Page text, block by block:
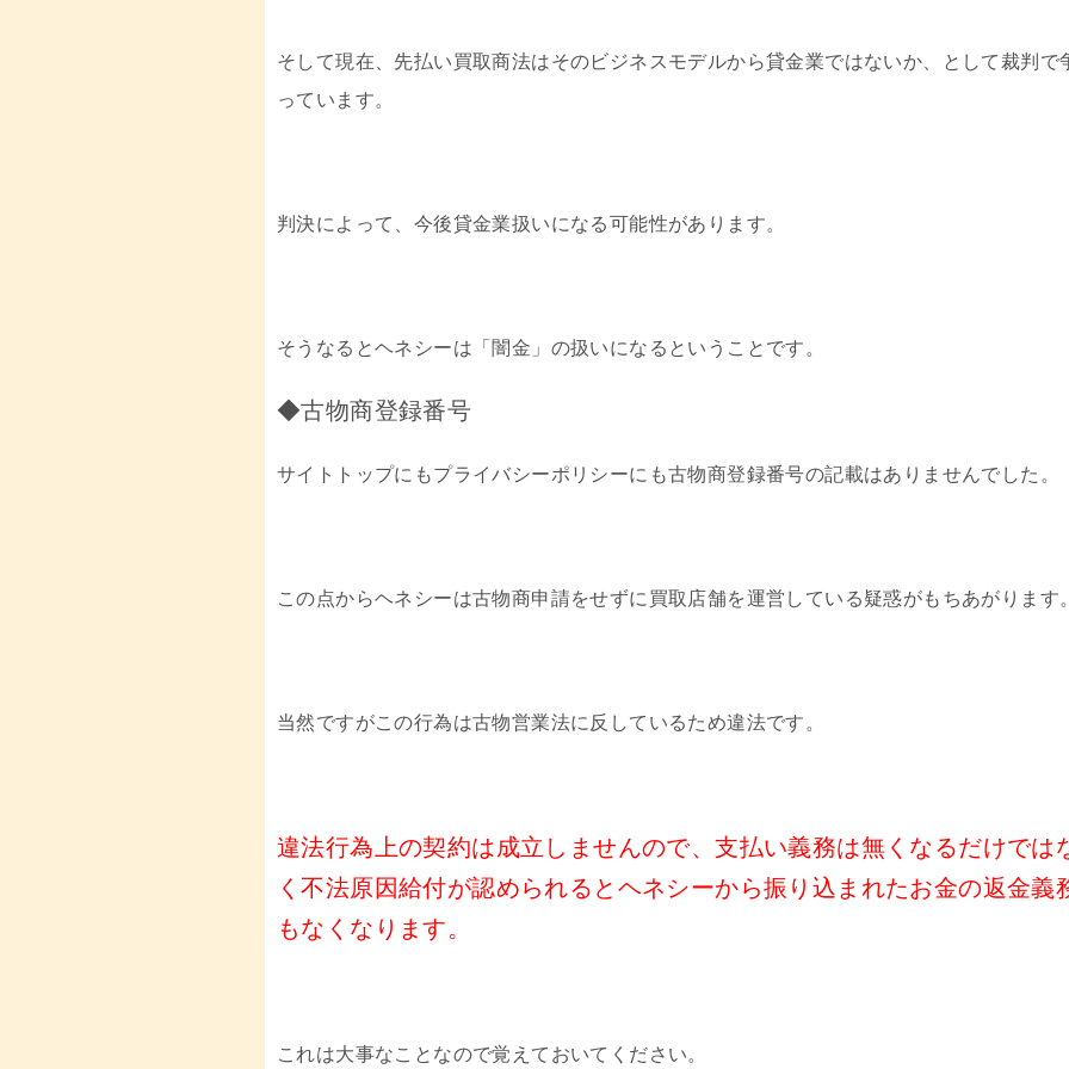
そして現在、先払い買取商法はそのビジネスモデルから貸金業ではないか、として裁判で
っています。
判決によって、今後貸金業扱いになる可能性があります。
そうなるとヘネシーは「闇金」の扱いになるということです。
◆古物商登録番号
サイトトップにもプライバシーポリシーにも古物商登録番号の記載はありませんでした。
この点からヘネシーは古物商申請をせずに買取店舗を運営している疑惑がもちあがります
当然ですがこの行為は古物営業法に反しているため違法です。
違法行為上の契約は成立しませんので、支払い義務は無くなるだけでは
く不法原因給付が認められるとヘネシーから振り込まれたお金の返金義
もなくなります。
これは大事なことなので覚えておいてください。